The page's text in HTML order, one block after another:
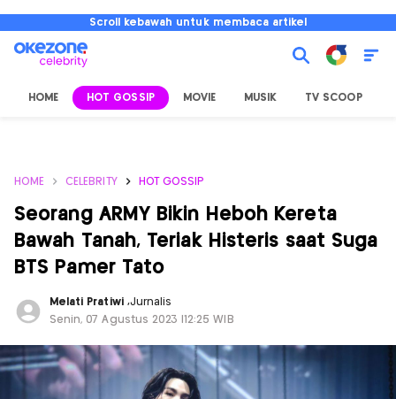
Scroll kebawah untuk membaca artikel
HOME HOT GOSSIP MOVIE MUSIK TV SCOOP
HOME CELEBRITY HOT GOSSIP
Seorang ARMY Bikin Heboh Kereta
Bawah Tanah, Teriak Histeris saat Suga
BTS Pamer Tato
Melati Pratiwi ,Jurnalis
Senin, 07 Agustus 2023 |12:25 WIB